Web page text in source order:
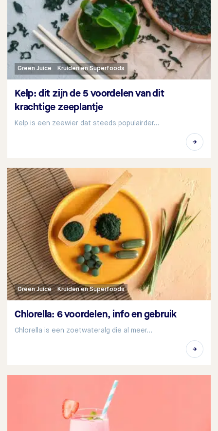
Green Juice Kruiden en Superfoods
Kelp: dit zijn de 5 voordelen van dit
krachtige zeeplantje
Kelp is een zeewier dat steeds populairder…
Green Juice Kruiden en Superfoods
Chlorella: 6 voordelen, info en gebruik
Chlorella is een zoetwateralg die al meer…